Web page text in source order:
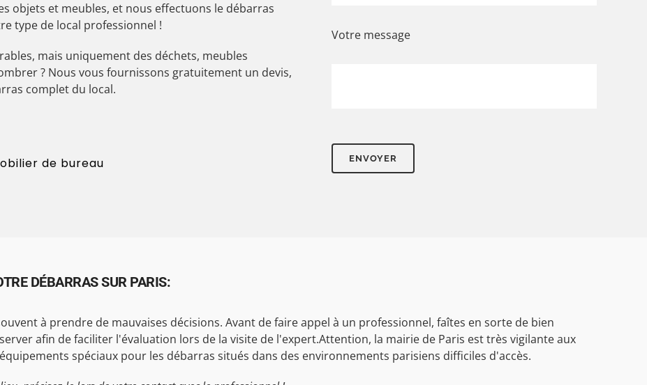
objets et meubles, et nous effectuons le débarras
type de local professionnel !
mais uniquement des déchets, meubles
? Nous vous fournissons gratuitement un devis,
complet du local.
de bureau
Votre message
DÉBARRAS SUR PARIS:
à prendre de mauvaises décisions. Avant de faire appel à un professionnel, faîtes en sorte de bien
afin de faciliter l'évaluation lors de la visite de l'expert.Attention, la mairie de Paris est très vigilante aux
spéciaux pour les débarras situés dans des environnements parisiens difficiles d'accès.